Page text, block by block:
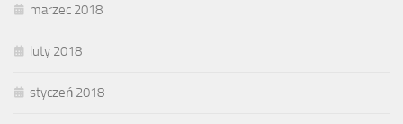
marzec 2018
luty 2018
styczeń 2018